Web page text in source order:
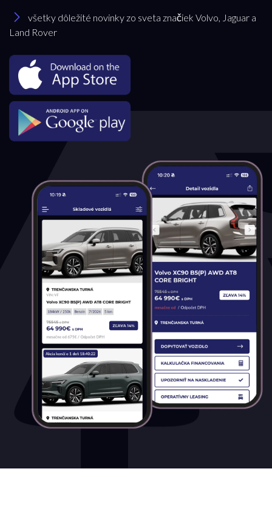
všetky dôležité novinky zo sveta značiek Volvo, Jaguar a
Land Rover